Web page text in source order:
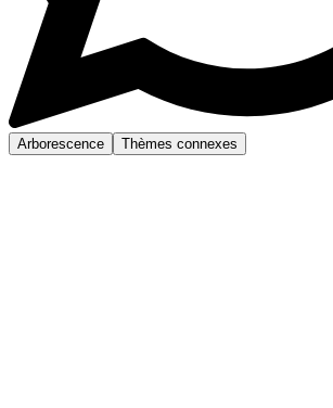
Arborescence Thèmes connexes